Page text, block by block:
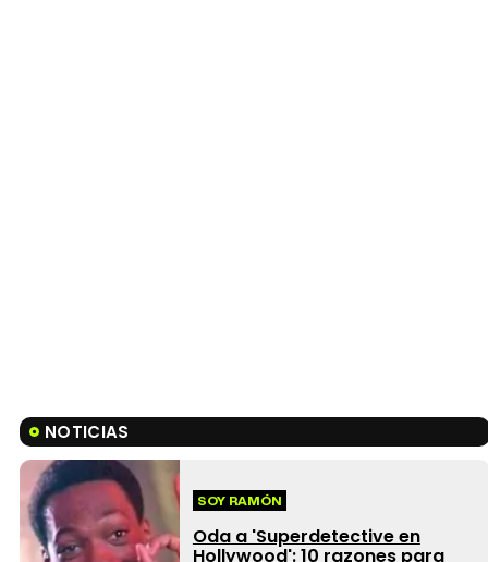
NOTICIAS
SOY RAMÓN
Oda a 'Superdetective en
Hollywood': 10 razones para